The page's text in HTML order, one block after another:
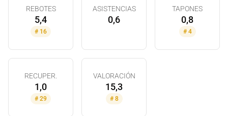
REBOTES
5,4
# 16
ASISTENCIAS
0,6
TAPONES
0,8
# 4
RECUPER.
1,0
# 29
VALORACIÓN
15,3
# 8